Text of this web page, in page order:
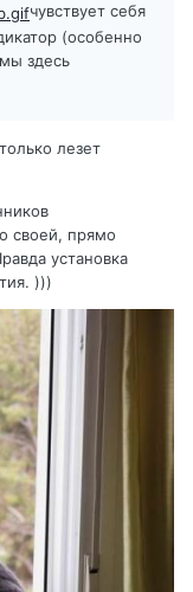
чувствует себя
(особенно
здесь
лезет
своей, прямо
установка
)))